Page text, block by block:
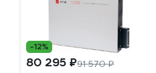
-12%
80 295 ₽91 570 ₽